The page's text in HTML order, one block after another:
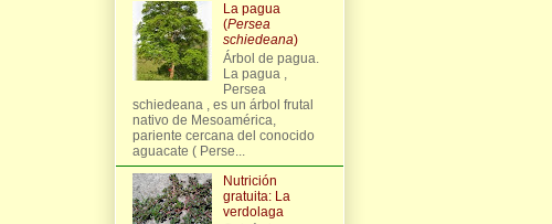
La pagua
(Persea
schiedeana)
Árbol de pagua.
La pagua ,
Persea
schiedeana , es un árbol frutal
nativo de Mesoamérica,
pariente cercana del conocido
aguacate ( Perse...
Nutrición
gratuita: La
verdolaga